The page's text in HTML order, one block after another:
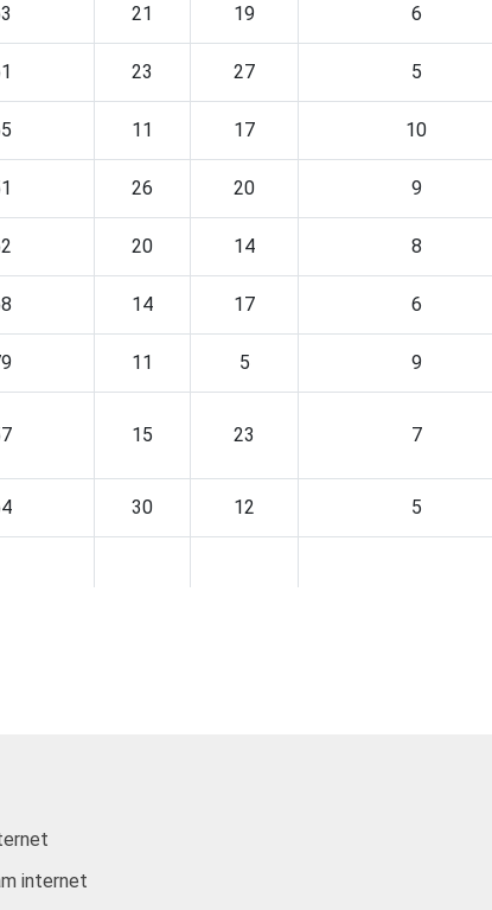
21 19 6
23 27 5
11 17 10
26 20 9
20 14 8
14 17 6
11 5 9
15 23 7
30 12 5
internet